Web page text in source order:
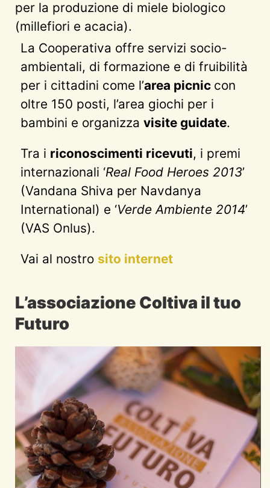
per la produzione di miele biologico
(millefiori e acacia).
La Cooperativa offre servizi socio-
ambientali, di formazione e di fruibilità
per i cittadini come l’area picnic con
oltre 150 posti, l’area giochi per i
bambini e organizzavisite guidate.
Tra i riconoscimenti ricevuti, i premi
internazionali ‘Real Food Heroes 2013’
(Vandana Shiva per Navdanya
International) e ‘Verde Ambiente 2014’
(VAS Onlus).
Vai al nostro sito internet
L’associazione Coltiva il tuo
Futuro